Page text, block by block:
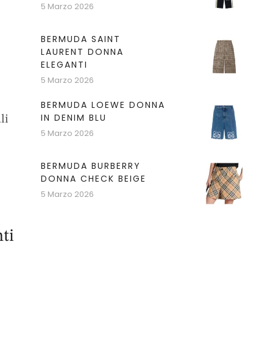
5 Marzo 2026
BERMUDA SAINT
LAURENT DONNA
ELEGANTI
5 Marzo 2026
BERMUDA LOEWE DONNA
IN DENIM BLU
5 Marzo 2026
BERMUDA BURBERRY
DONNA CHECK BEIGE
5 Marzo 2026